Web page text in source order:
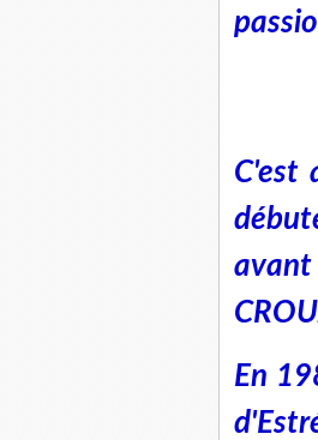
C'est
En